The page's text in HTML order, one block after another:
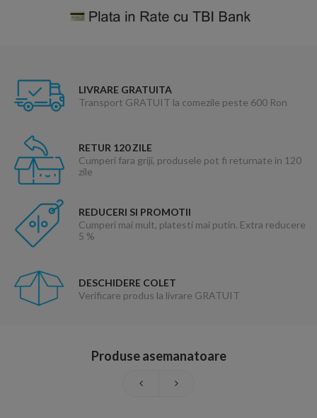
LIVRARE GRATUITA
Transport GRATUIT la comezile peste 600 Ron
RETUR 120 ZILE
Cumperi fara griji, produsele pot fi returnate in 120
zile
REDUCERI SI PROMOTII
Cumperi mai mult, platesti mai putin. Extra reducere
5 %
DESCHIDERE COLET
Verificare produs la livrare GRATUIT
Produse asemanatoare